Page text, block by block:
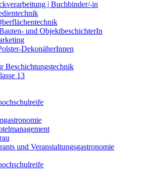
| Buchbinder/-in
und ObjektbeschichterIn
DekonäherInnen
Beschichtungstechnik
13
und Veranstaltungsgastronomie